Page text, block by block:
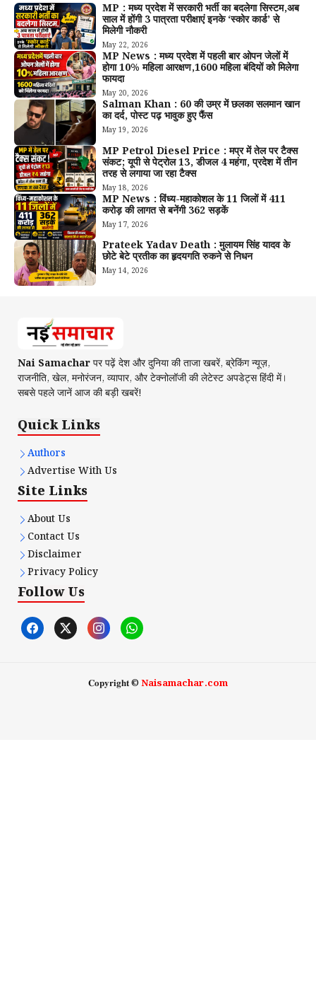
MP : मध्य प्रदेश में सरकारी भर्ती का बदलेगा सिस्टम,अब
साल में होंगी 3 पात्रता परीक्षाएं इनके ‘स्कोर कार्ड’ से
मिलेगी नौकरी
May 22, 2026
MP News : मध्य प्रदेश में पहली बार ओपन जेलों में
होगा 10% महिला आरक्षण,1600 महिला बंदियों को मिलेगा
फायदा
May 20, 2026
Salman Khan : 60 की उम्र में छलका सलमान खान
का दर्द, पोस्ट पढ़ भावुक हुए फैंस
May 19, 2026
MP Petrol Diesel Price : मप्र में तेल पर टैक्स
संकट; यूपी से पेट्रोल ₹13, डीजल ₹4 महंगा, प्रदेश में तीन
तरह से लगाया जा रहा टैक्स
May 18, 2026
MP News : विंध्य-महाकोशल के 11 जिलों में 411
करोड़ की लागत से बनेंगी 362 सड़कें
May 17, 2026
Prateek Yadav Death : मुलायम सिंह यादव के
छोटे बेटे प्रतीक का हृदयगति रुकने से निधन
May 14, 2026
Nai Samacharपर पढ़ें देश और दुनिया की ताजा खबरें, ब्रेकिंग न्यूज़,
राजनीति, खेल, मनोरंजन, व्यापार, और टेक्नोलॉजी की लेटेस्ट अपडेट्स हिंदी में।
सबसे पहले जानें आज की बड़ी खबरें!
Quick Links
Authors
Advertise With Us
Site Links
About Us
Contact Us
Disclaimer
Privacy Policy
Follow Us
𝐂𝐨𝐩𝐲𝐫𝐢𝐠𝐡𝐭 ©Naisamachar.com